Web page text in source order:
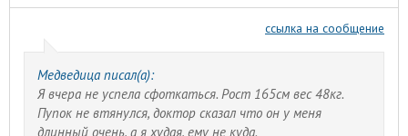
ссылка на сообщение
Медведица писал(а):
Я вчера не успела сфоткаться. Рост 165см вес 48кг.
Пупок не втянулся, доктор сказал что он у меня
длинный очень, а я худая, ему не куда.